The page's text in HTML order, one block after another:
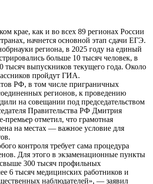
крае, как и во всех 89 регионах России
начнется основной этап сдачи ЕГЭ.
региона, в 2025 году на единый
больше 10 тысяч человек, в
тысяч выпускников текущего года. Около
пройдут ГИА.
РФ, в том числе приграничных
регионов, к проведению
на совещании под председательством
Правительства РФ Дмитрия
отметил, что грамотная
на местах — важное условие для
контроля требует сама процедура
Для этого в экзаменационные пункты
300 тысяч профильных
6 тысяч медицинских работников и
наблюдателей», — заявил